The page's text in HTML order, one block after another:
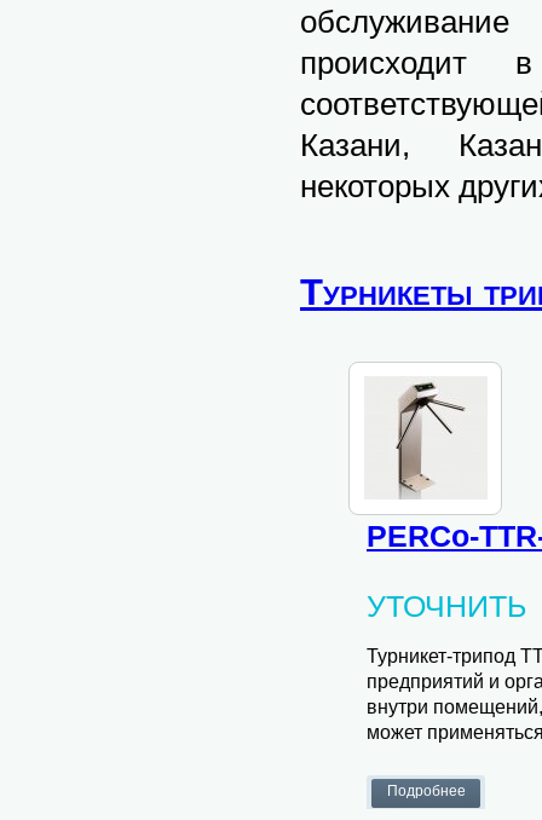
происходит
Казани,
некоторых
Турникеты
PERCo-
УТОЧНИТЬ
Турникет-трипод
предприятий и
внутри
может